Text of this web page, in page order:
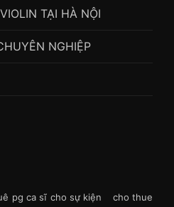
TẠI HÀ NỘI
NGHIỆP
pg ca sĩ cho sự kiện cho thue